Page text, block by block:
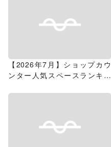
【2026年7月】ショップカウ
ンター人気スペースランキン